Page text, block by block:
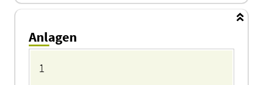
Anlagen
1